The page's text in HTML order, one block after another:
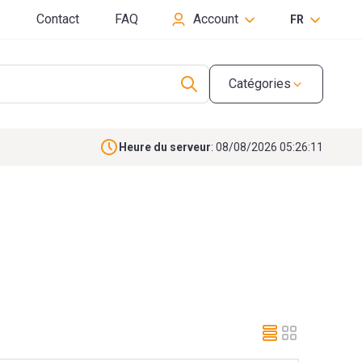
Contact FAQ Account FR
Catégories
Heure du serveur: 08/08/2026 05:26:12